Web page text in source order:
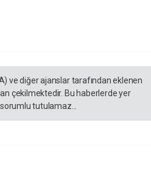
ve diğer ajanslar tarafından eklenen
çekilmektedir. Bu haberlerde yer
tutulamaz...